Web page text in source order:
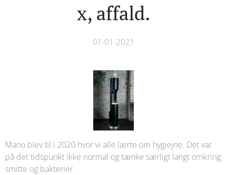
x, affald.
01-01-2021
Mano blev til i 2020 hvor vi alle lærte om hygiejne. Det var
på det tidspunkt ikke normal og tænke særligt langt omkring
smitte og bakterier.